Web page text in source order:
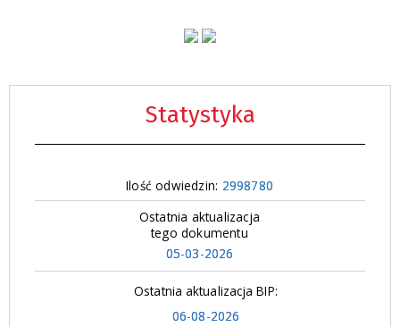
Statystyka
Ilość odwiedzin: 2998780
Ostatnia aktualizacja
tego dokumentu
05-03-2026
Ostatnia aktualizacja BIP:
06-08-2026